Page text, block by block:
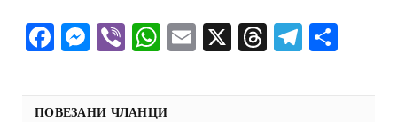
Facebook
Messenger
ViberWhatsApp
Email
X Threads
ПОВЕЗАНИ ЧЛАНЦИ